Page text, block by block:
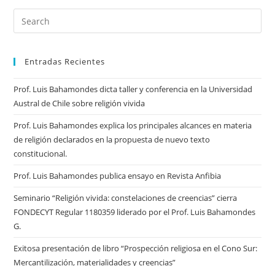
Entradas Recientes
Prof. Luis Bahamondes dicta taller y conferencia en la Universidad
Austral de Chile sobre religión vivida
Prof. Luis Bahamondes explica los principales alcances en materia
de religión declarados en la propuesta de nuevo texto
constitucional.
Prof. Luis Bahamondes publica ensayo en Revista Anfibia
Seminario “Religión vivida: constelaciones de creencias” cierra
FONDECYT Regular 1180359 liderado por el Prof. Luis Bahamondes
G.
Exitosa presentación de libro “Prospección religiosa en el Cono Sur:
Mercantilización, materialidades y creencias”